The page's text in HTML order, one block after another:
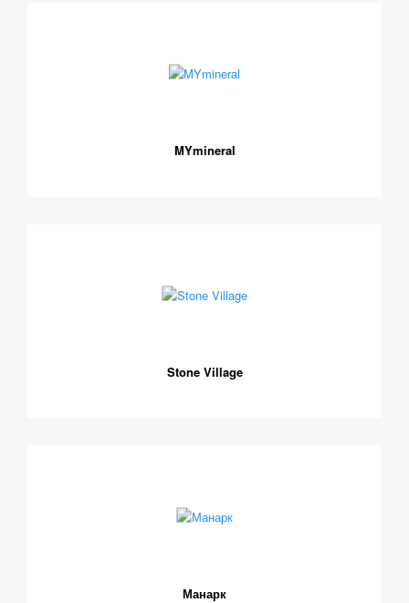
MYmineral
Stone Village
Манарк